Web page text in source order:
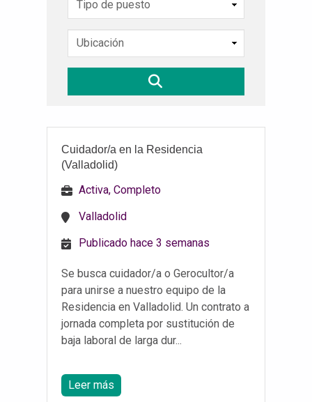
Cuidador/a en la Residencia
(Valladolid)
Activa, Completo
Valladolid
Publicado hace 3 semanas
Se busca cuidador/a o Gerocultor/a
para unirse a nuestro equipo de la
Residencia en Valladolid. Un contrato a
jornada completa por sustitución de
baja laboral de larga dur...
Leer más